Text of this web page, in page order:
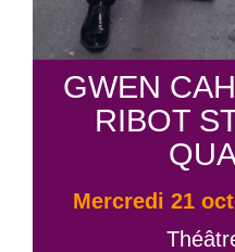
GWEN
RIBOT
mercredi 21